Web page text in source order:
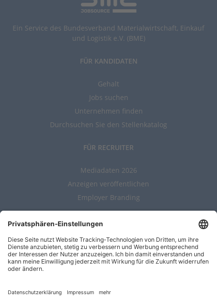
Ein Service des Bundesverband Materialwirtschaft, Einkauf
und Logistik e.V. (BME)
FÜR KANDIDATEN
Gehalt
Jobs suchen
Unternehmen finden
Durchsuchen Sie den Stellenkatalog
FÜR RECRUITER
Mediadaten 2026
Anzeigen veröffentlichen
Employer Branding
ALLGEMEIN
Kontakt
AGBs